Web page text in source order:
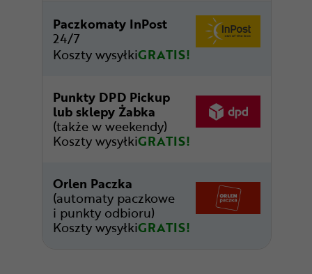
Paczkomaty InPost
24/7
Koszty wysyłkiGRATIS!
Punkty DPD Pickup
lub sklepy Żabka
(także w weekendy)
Koszty wysyłkiGRATIS!
Orlen Paczka
(automaty paczkowe
i punkty odbioru)
Koszty wysyłkiGRATIS!